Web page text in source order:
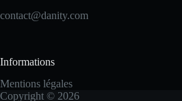
contact@danity.com
Informations
Mentions légales
Copyright © 2026